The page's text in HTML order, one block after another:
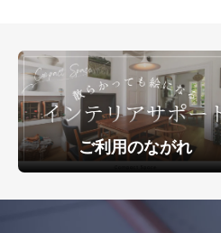
ご利用のながれ